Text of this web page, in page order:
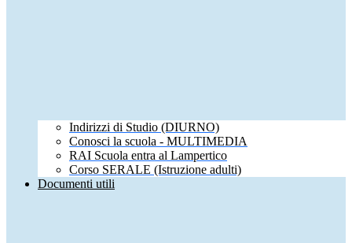
Indirizzi di Studio (DIURNO)
Conosci la scuola - MULTIMEDIA
RAI Scuola entra al Lampertico
Corso SERALE (Istruzione adulti)
Documenti utili